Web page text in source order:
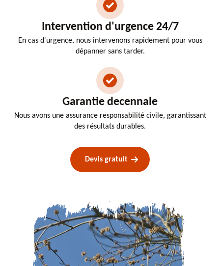
Intervention d'urgence 24/7
En cas d'urgence, nous intervenons rapidement pour vous
dépanner sans tarder.
Garantie decennale
Nous avons une assurance responsabilité civile, garantissant
des résultats durables.
Devis gratuit